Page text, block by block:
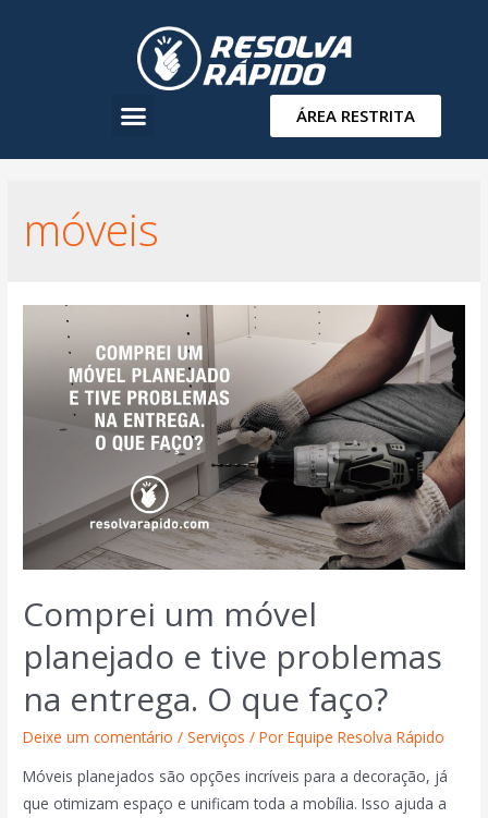
ÁREA RESTRITA
móveis
Comprei um móvel
planejado e tive problemas
na entrega. O que faço?
Deixe um comentário /Serviços / PorEquipe Resolva Rápido
Móveis planejados são opções incríveis para a decoração, já
que otimizam espaço e unificam toda a mobília. Isso ajuda a